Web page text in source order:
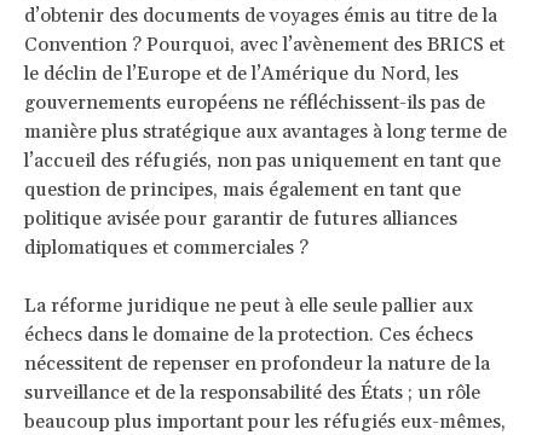
d’obtenir des documents de voyages émis au titre de la
Convention ? Pourquoi, avec l’avènement des BRICS et
le déclin de l’Europe et de l’Amérique du Nord, les
gouvernements européens ne réfléchissent-ils pas de
manière plus stratégique aux avantages à long terme de
l’accueil des réfugiés, non pas uniquement en tant que
question de principes, mais également en tant que
politique avisée pour garantir de futures alliances
diplomatiques et commerciales ?
La réforme juridique ne peut à elle seule pallier aux
échecs dans le domaine de la protection. Ces échecs
nécessitent de repenser en profondeur la nature de la
surveillance et de la responsabilité des États ; un rôle
beaucoup plus important pour les réfugiés eux-mêmes,